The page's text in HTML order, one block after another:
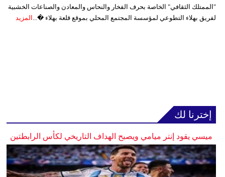
"الممتلك الثقافي" الخاصة بحرف الفخار والنحاس والمعادن والصناعات الخشبية
لفريق بهلاء التطوعي لمؤسسة المجتمع المحلي بموقع قلعة بهلاء �... المزيد
إخترنا لك
ميسي يقود إنتر ميامي ويصبح الهداف التاريخي لكأس الرابطتين